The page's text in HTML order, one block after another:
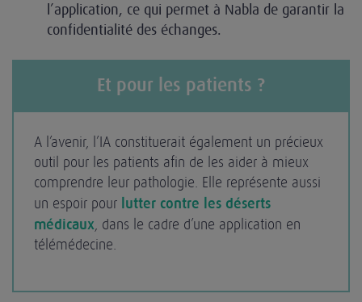
l’application, ce qui permet à Nabla de garantir la
confidentialité des échanges.
Et pour les patients ?
A l’avenir, l’IA constituerait également un précieux
outil pour les patients afin de les aider à mieux
comprendre leur pathologie. Elle représente aussi
un espoir pour lutter contre les déserts
médicaux, dans le cadre d’une application en
télémédecine.